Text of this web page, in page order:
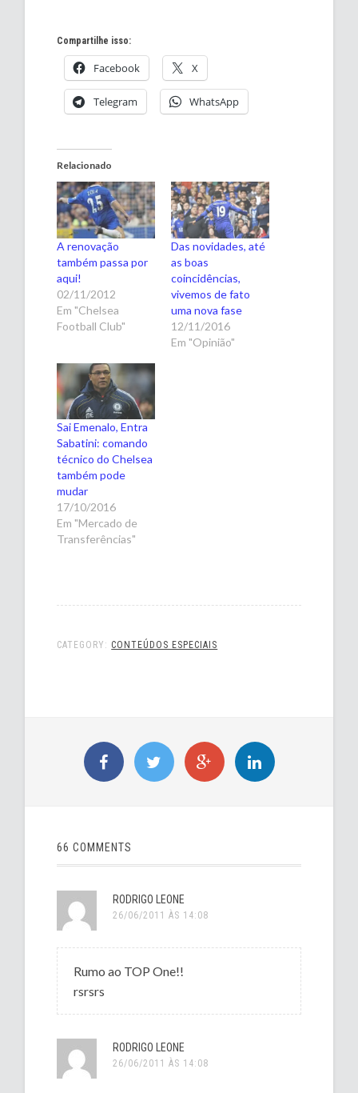
Compartilhe isso:
Facebook X
Telegram WhatsApp
Relacionado
A renovação
também passa por
aqui!
02/11/2012
Em "Chelsea
Football Club"
Das novidades, até
as boas
coincidências,
vivemos de fato
uma nova fase
12/11/2016
Em "Opinião"
Sai Emenalo, Entra
Sabatini: comando
técnico do Chelsea
também pode
mudar
17/10/2016
Em "Mercado de
Transferências"
CATEGORY: CONTEÚDOS ESPECIAIS
66 COMMENTS
RODRIGO LEONE
26/06/2011 ÀS 14:08
Rumo ao TOP One!!
rsrsrs
RODRIGO LEONE
26/06/2011 ÀS 14:08